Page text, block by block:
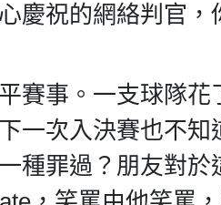
慶祝的網絡判官，
賽事。一支球隊花
一次入決賽也不知
種罪過？朋友對於